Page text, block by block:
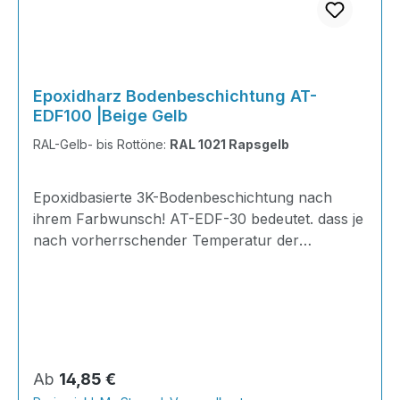
Epoxidharz Bodenbeschichtung AT-
EDF100 |Beige Gelb
RAL-Gelb- bis Rottöne: RAL 1021 Rapsgelb
Epoxidbasierte 3K-Bodenbeschichtung nach
ihrem Farbwunsch! AT-EDF-30 bedeutet. dass je
nach vorherrschender Temperatur der
Gramm Härter20 Gramm Farbpaste nach Wahl
der RAL-Farben505 Gramm Feststoff
Regulärer Preis:
Ab 14,85 €